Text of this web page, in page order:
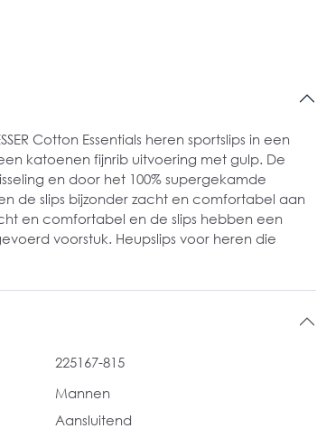
Cotton Essentials heren sportslips in een
katoenen fijnrib uitvoering met gulp. De
en door het 100% supergekamde
de slips bijzonder zacht en comfortabel aan
en comfortabel en de slips hebben een
voorstuk. Heupslips voor heren die
225167-815
Mannen
Aansluitend